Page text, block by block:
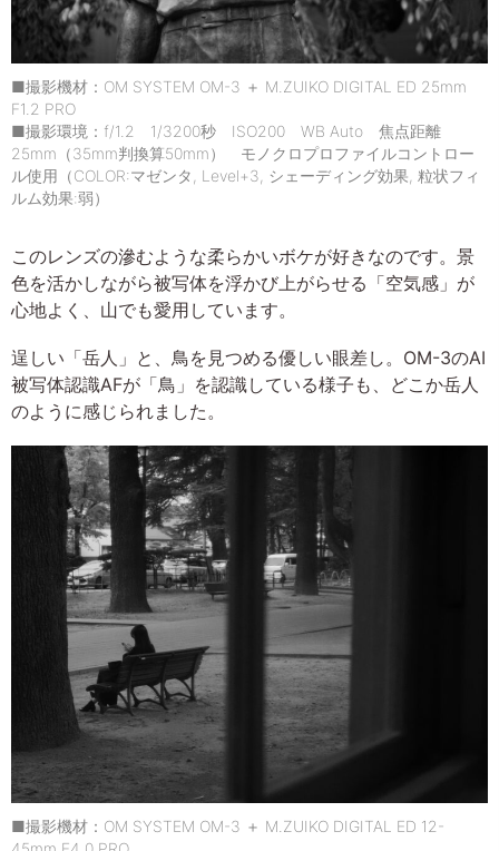
■撮影機材：OM SYSTEM OM-3 ＋ M.ZUIKO DIGITAL ED 25mm
F1.2 PRO
■撮影環境：f/1.2 1/3200秒 ISO200 WB Auto 焦点距離
25mm（35mm判換算50mm） モノクロプロファイルコントロー
ル使用（COLOR:マゼンタ, Level+3, シェーディング効果, 粒状フィ
ルム効果:弱）
このレンズの滲むような柔らかいボケが好きなのです。景
色を活かしながら被写体を浮かび上がらせる「空気感」が
心地よく、山でも愛用しています。
逞しい「岳人」と、鳥を見つめる優しい眼差し。OM-3のAI
被写体認識AFが「鳥」を認識している様子も、どこか岳人
のように感じられました。
■撮影機材：OM SYSTEM OM-3 ＋ M.ZUIKO DIGITAL ED 12-